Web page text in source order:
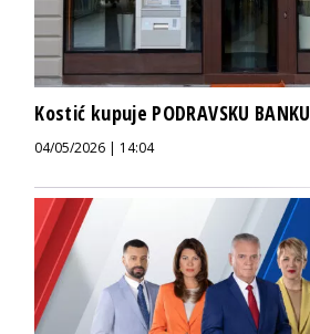
Kostić kupuje PODRAVSKU BANKU
04/05/2026 | 14:04